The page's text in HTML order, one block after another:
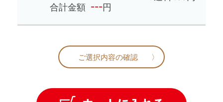
合計金額 ---円
ご選択内容の確認